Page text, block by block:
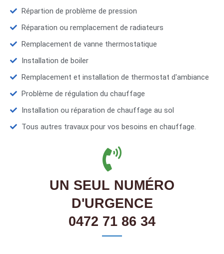
Répartion de problème de pression
Réparation ou remplacement de radiateurs
Remplacement de vanne thermostatique
Installation de boiler
Remplacement et installation de thermostat d'ambiance
Problème de régulation du chauffage
Installation ou réparation de chauffage au sol
Tous autres travaux pour vos besoins en chauffage.
UN SEUL NUMÉRO
D'URGENCE
0472 71 86 34